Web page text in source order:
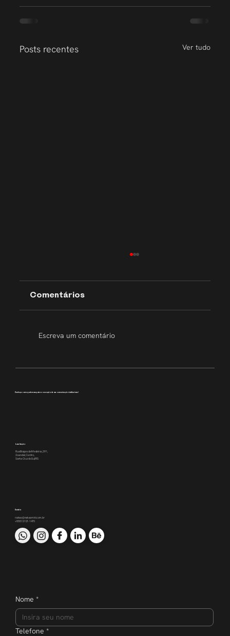
Posts recentes Ver tudo
Comentários
Escreva um comentário
Conheça como podemos apoiar a execução da sua comunicação institucional
Rua Borges de Medeiros, 391,
2o andar, Centro,
Santa Cruz do Sul/RS
Contato
nakao@nakaomkt.com.br
+55 51 3121-1470
Nome *
Telefone *